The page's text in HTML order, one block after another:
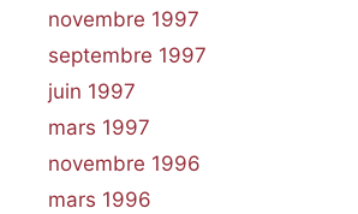
novembre 1997
septembre 1997
juin 1997
mars 1997
novembre 1996
mars 1996